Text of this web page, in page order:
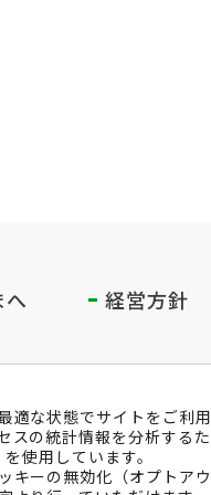
経営方針
適な状態でサイトをご利用
スの統計情報を分析するた
使用しています。
キーの無効化（オプトアウ